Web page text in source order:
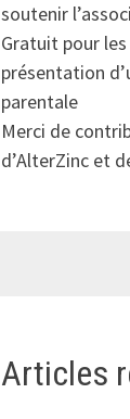
soutenir
Gratuit pour les
présentation
parentale
Merci de
d’AlterZinc et
Articles